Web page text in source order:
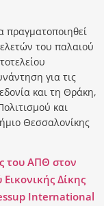
πραγματοποιηθεί
του παλαιού
για τις
και τη Θράκη,
και
Θεσσαλονίκης
του ΑΠΘ στον
Δίκης
International